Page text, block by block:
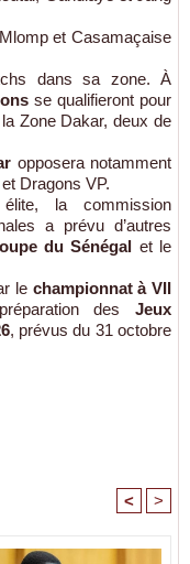
et Casamaçaise
dans sa zone. À
se qualifieront pour
Zone Dakar, deux de
opposera notamment
Dragons VP.
la commission
a prévu d’autres
du Sénégal et le
le championnat à VII
des Jeux
, prévus du 31 octobre
< >